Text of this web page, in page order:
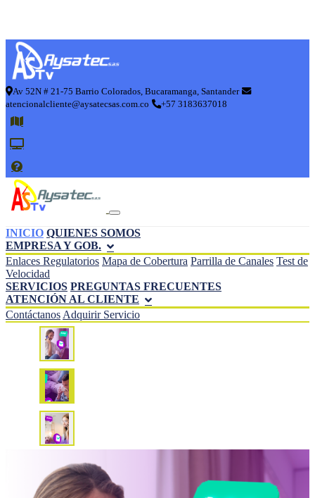
Av 52N # 21-75 Barrio Colorados, Bucaramanga, Santander
atencionalcliente@aysatecsas.com.co
+57 3183637018
INICIO QUIENES SOMOS
EMPRESA Y GOB.
Enlaces Regulatorios Mapa de Cobertura Parrilla de Canales Test de
Velocidad
SERVICIOS PREGUNTAS FRECUENTES
ATENCIÓN AL CLIENTE
Contáctanos Adquirir Servicio